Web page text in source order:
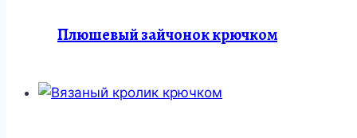
Плюшевый зайчонок крючком